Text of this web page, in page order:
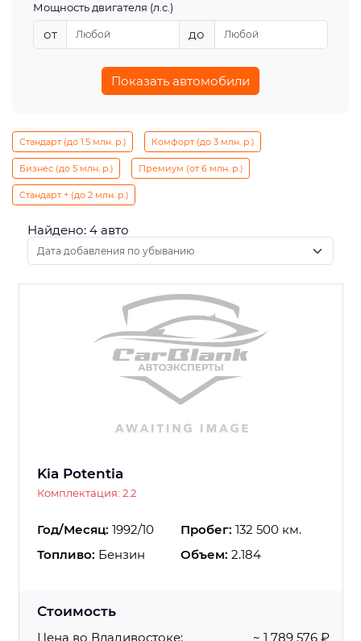
Мощность двигателя (л.с.)
от до
Показать автомобили
Стандарт (до 1.5 млн. р.) Комфорт (до 3 млн. р.)
Бизнес (до 5 млн. р.) Премиум (от 6 млн. р.)
Стандарт + (до 2 млн. р.)
Найдено: 4 авто
Kia Potentia
Комплектация: 2.2
Год/Месяц: 1992/10 Пробег: 132 500 км.
Топливо: Бензин Объем: 2.184
Стоимость
Цена во Владивостоке: ~ 1 789 576 ₽